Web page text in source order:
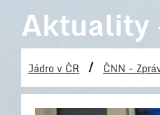
Aktuality
Jádro v ČR / ČNN -